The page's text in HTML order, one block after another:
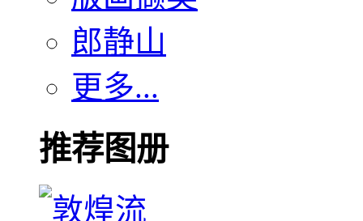
郎静山
更多...
推荐图册